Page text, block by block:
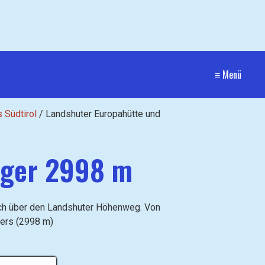
≡ Menü
Südtirol / Landshuter Europahütte und
2998 m
über den Landshuter Höhenweg. Von
(2998 m)